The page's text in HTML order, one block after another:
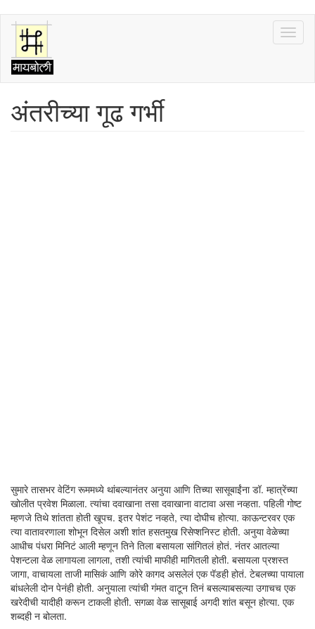
Skip
main
content
अंतरीच्या गूढ गर्भी
सुमारे तासभर वेटिंग रूममध्ये थांबल्यानंतर अनुया आणि तिच्या सासूबाईंना डॉ. म्हात्रेंच्या
खोलीत प्रवेश मिळाला. त्यांचा दवाखाना तसा दवाखाना वाटावा असा नव्हता. पहिली गोष्ट
म्हणजे तिथे शांतता होती खूपच. इतर पेशंट नव्हते, त्या दोघीच होत्या. काऊन्टरवर एक
त्या वातावरणाला शोभून दिसेल अशी शांत हसतमुख रिसेप्शनिस्ट होती. अनुया वेळेच्या
आधीच पंधरा मिनिटं आली म्हणून तिने तिला बसायला सांगितलं होतं. नंतर आतल्या
पेशन्टला वेळ लागायला लागला, तशी त्यांची माफीही मागितली होती. बसायला प्रशस्त
जागा, वाचायला ताजी मासिकं आणि कोरे कागद असलेलं एक पॅडही होतं. टेबलच्या पायाला
बांधलेली दोन पेनंही होती. अनुयाला त्यांची गंमत वाटून तिनं बसल्याबसल्या उगाचच एक
खरेदीची यादीही करून टाकली होती. सगळा वेळ सासूबाई अगदी शांत बसून होत्या. एक
शब्दही न बोलता.